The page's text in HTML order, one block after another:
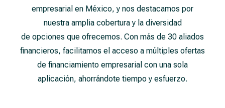
empresarial en México, y nos destacamos por
nuestra amplia cobertura y la diversidad
de opciones que ofrecemos. Con más de 30 aliados
financieros, facilitamos el acceso a múltiples ofertas
de financiamiento empresarial con una sola
aplicación, ahorrándote tiempo y esfuerzo.